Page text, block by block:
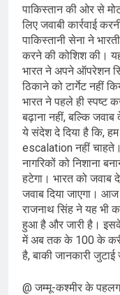
पाकिस्तान की ओर से
लिए जवाबी कार्रवाई
पाकिस्तानी सेना ने
करने की कोशिश की।
भारत ने अपने ऑपरेशन
ठिकाने को टार्गेट नहीं
भारत ने पहले ही स्पष्ट
बढ़ाना नहीं, बल्कि
ये संदेश दे दिया है कि,
escalation नहीं
नागरिकों को निशाना
हटेगा। भारत को जवाब
जवाब दिया जाएगा। आज
राजनाथ सिंह ने यह भी
हुआ है और जारी है। इसके
में अब तक के 100 के
है, बाकी जानकारी जुटाई
@ जम्मू-कश्मीर के